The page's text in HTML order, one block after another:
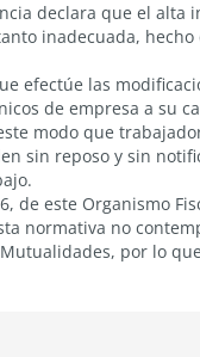
declara que el alta
inadecuada,
efectúe las
de empresa a su
modo que
sin reposo y sin
de este Organismo
normativa no
por lo